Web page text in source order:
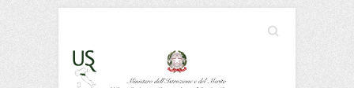
Search
Cerca